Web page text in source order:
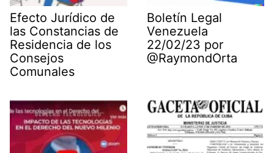
Efecto Jurídico de
las Constancias de
Residencia de los
Consejos
Comunales
Boletín Legal
Venezuela
22/02/23 por
@RaymondOrta